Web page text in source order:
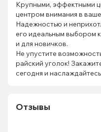
Крупными, эффектными
центром внимания в
Надежностью и
его идеальным выбором
и для новичков.
Не упустите
райский уголок!
сегодня и
Отзывы